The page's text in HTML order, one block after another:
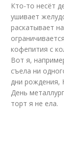
Кто-то несёт
ушивает
раскатывает
кофепития с
Вот я,
съела ни
дни рождения,
День
торт я не ела.